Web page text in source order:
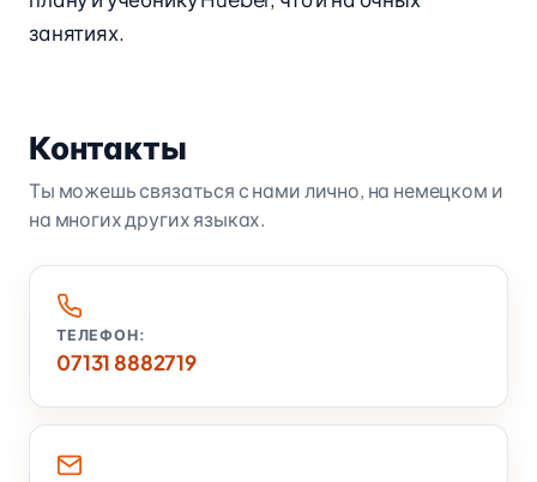
занятиях.
Контакты
Ты можешь связаться с нами лично, на немецком и
на многих других языках.
ТЕЛЕФОН:
07131 8882719